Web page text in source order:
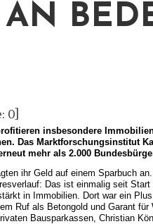
0
insbesondere
Das Marktforschungsinstitut
mehr als 2.000
ihr Geld auf einem Sparbuch
Das ist einmalig seit
in Immobilien. Dort war ein
Ruf als Betongold und Garant für
Bausparkassen, Christian